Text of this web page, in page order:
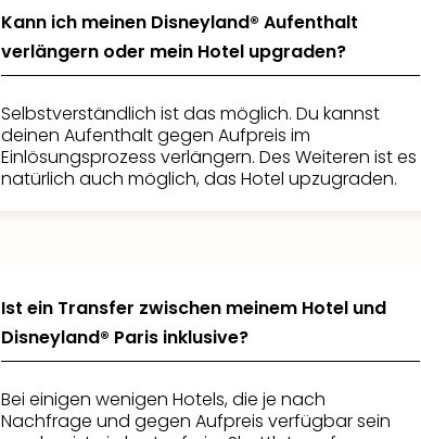
Kann ich meinen Disneyland® Aufenthalt
verlängern oder mein Hotel upgraden?
Selbstverständlich ist das möglich. Du kannst
deinen Aufenthalt gegen Aufpreis im
Einlösungsprozess verlängern. Des Weiteren ist es
natürlich auch möglich, das Hotel upzugraden.
Ist ein Transfer zwischen meinem Hotel und
Disneyland® Paris inklusive?
Bei einigen wenigen Hotels, die je nach
Nachfrage und gegen Aufpreis verfügbar sein